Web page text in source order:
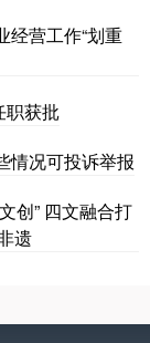
经营工作“划重
职获批
情况可投诉举报
创” 四文融合打
遗